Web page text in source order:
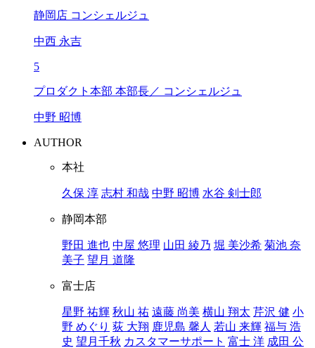
静岡店 コンシェルジュ
中西 永吉
5
プロダクト本部 本部長／ コンシェルジュ
中野 昭博
AUTHOR
本社
久保 淳 志村 和哉 中野 昭博 水谷 剣士郎
静岡本部
野田 進也 中屋 悠理 山田 綾乃 堀 美沙希 菊池 奈
美子 望月 道隆
富士店
星野 祐輝 秋山 祐 遠藤 尚美 横山 翔太 芹沢 健 小
野 めぐり 荻 大翔 鹿児島 馨人 若山 来輝 福与 浩
史 望月千秋 カスタマーサポート 富士 洋 成田 公